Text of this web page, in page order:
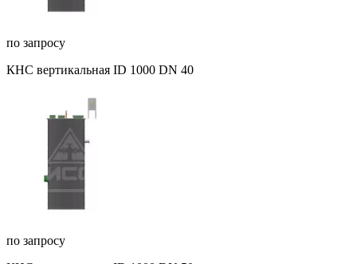
по запросу
КНС вертикальная ID 1000 DN 40
по запросу